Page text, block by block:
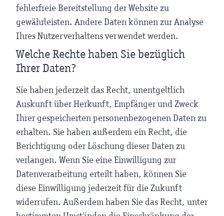
fehlerfreie Bereitstellung der Website zu
gewährleisten. Andere Daten können zur Analyse
Ihres Nutzerverhaltens verwendet werden.
Welche Rechte haben Sie bezüglich
Ihrer Daten?
Sie haben jederzeit das Recht, unentgeltlich
Auskunft über Herkunft, Empfänger und Zweck
Ihrer gespeicherten personenbezogenen Daten zu
erhalten. Sie haben außerdem ein Recht, die
Berichtigung oder Löschung dieser Daten zu
verlangen. Wenn Sie eine Einwilligung zur
Datenverarbeitung erteilt haben, können Sie
diese Einwilligung jederzeit für die Zukunft
widerrufen. Außerdem haben Sie das Recht, unter